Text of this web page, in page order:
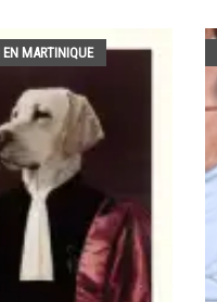
MARTINIQUE